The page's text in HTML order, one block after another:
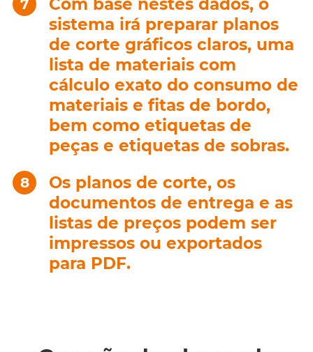
Com base nestes dados, o
sistema irá preparar planos
de corte gráficos claros, uma
lista de materiais com
cálculo exato do consumo de
materiais e fitas de bordo,
bem como etiquetas de
peças e etiquetas de sobras.
Os planos de corte, os
documentos de entrega e as
listas de preços podem ser
impressos ou exportados
para PDF.